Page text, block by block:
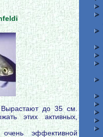
до 35 см.
этих активных,
эффективной